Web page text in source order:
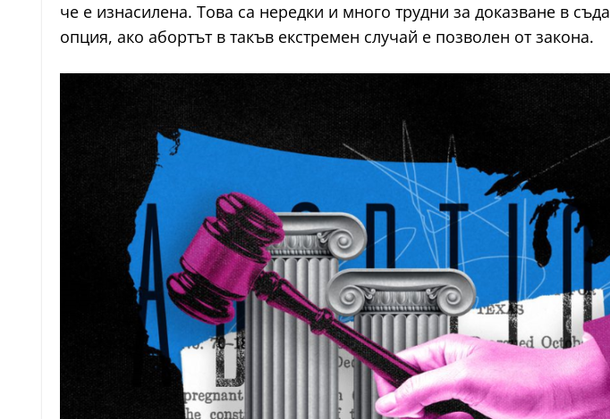
че е изнасилена. Това са нередки и много трудни за доказване в
опция, ако абортът в такъв екстремен случай е позволен от закона.